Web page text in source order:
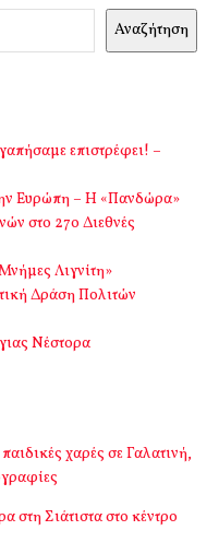
Αναζήτηση
επιστρέφει! –
Ευρώπη – Η «Πανδώρα»
στο 27ο Διεθνές
Λιγνίτη»
Δράση Πολιτών
Νέστορα
χαρές σε Γαλατινή,
στη Σιάτιστα στο κέντρο